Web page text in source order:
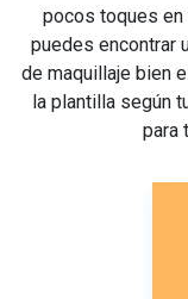
pocos toques en
puedes encontrar
de maquillaje bien
la plantilla según
para